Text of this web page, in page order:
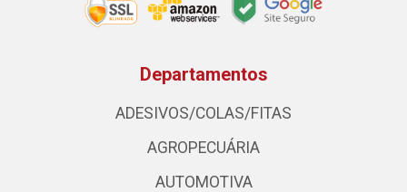
Departamentos
ADESIVOS/COLAS/FITAS
AGROPECUÁRIA
AUTOMOTIVA